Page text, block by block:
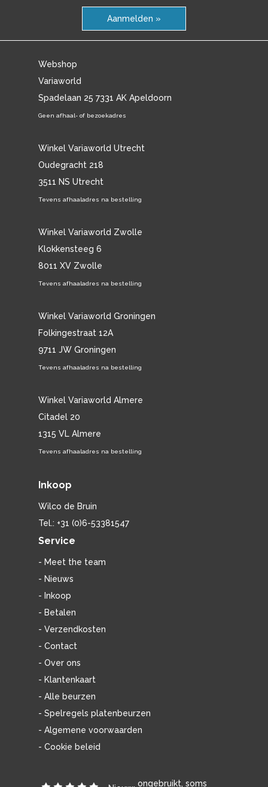
Aanmelden »
Webshop
Variaworld
Spadelaan 25 7331 AK Apeldoorn
Geen afhaal- of bezoekadres
Winkel Variaworld Utrecht
Oudegracht 218
3511 NS Utrecht
Tevens afhaaladres na bestelling
Winkel Variaworld Zwolle
Klokkensteeg 6
8011 XV Zwolle
Tevens afhaaladres na bestelling
Winkel Variaworld Groningen
Folkingestraat 12A
9711 JW Groningen
Tevens afhaaladres na bestelling
Winkel Variaworld Almere
Citadel 20
1315 VL Almere
Tevens afhaaladres na bestelling
Inkoop
Wilco de Bruin
Tel.: +31 (0)6-53381547
Service
- Meet the team
- Nieuws
- Inkoop
- Betalen
- Verzendkosten
- Contact
- Over ons
- Klantenkaart
- Alle beurzen
- Spelregels platenbeurzen
- Algemene voorwaarden
- Cookie beleid
ongebruikt, soms